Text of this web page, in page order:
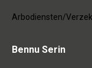
Arbodiensten/
Bennu Serin